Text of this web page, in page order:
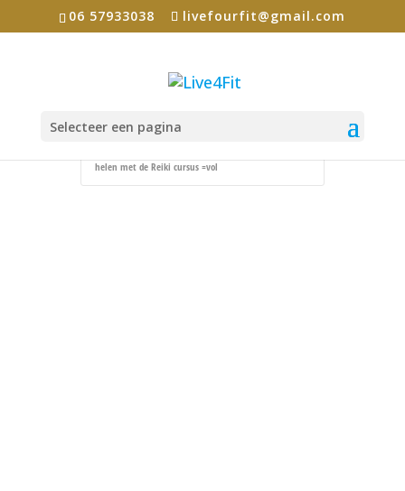
06 57933038 livefourfit@gmail.com
Selecteer een pagina
helen met de Reiki cursus =vol